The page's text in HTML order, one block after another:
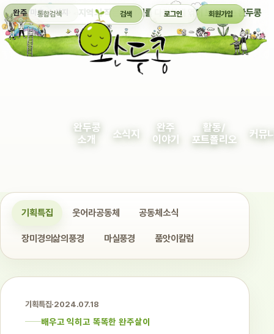
완주 마을 소식지 지역의 작은 이야기를 다정하게 엮어 보여주는 완두콩
통합검색 검색 로그인 회원가입
완두콩
소개
소식지
완주
이야기
활동/
포트폴리오
커뮤
기획특집 웃어라공동체 공동체소식
장미경의삶의풍경 마실풍경 품앗이칼럼
기획특집·2024.07.18
배우고 익히고 똑똑한 완주살이